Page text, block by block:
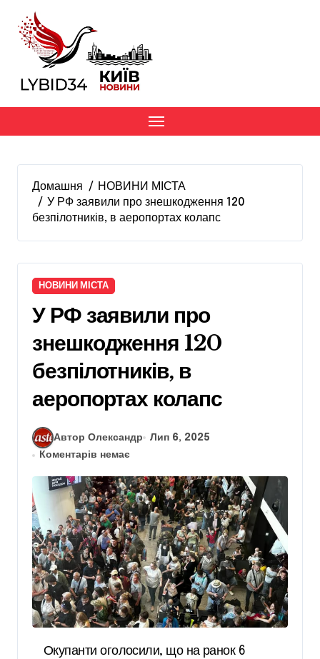
вмісту
Домашня
НОВИНИ МІСТА
У РФ заявили про знешкодження 120
безпілотників, в аеропортах колапс
НОВИНИ МІСТА
У РФ заявили про
знешкодження 120
безпілотників, в
аеропортах колапс
Автор Олександр
Лип 6, 2025
Коментарів немає
Окупанти оголосили, що на ранок 6